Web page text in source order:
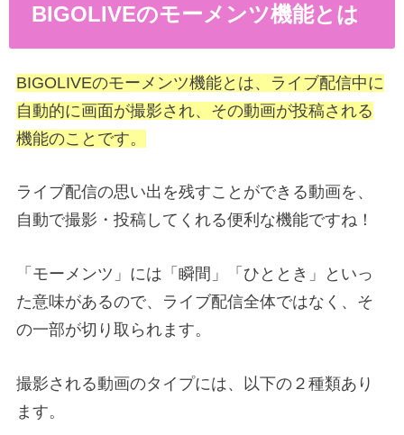
BIGOLIVEのモーメンツ機能とは
BIGOLIVEのモーメンツ機能とは、ライブ配信中に
自動的に画面が撮影され、その動画が投稿される
機能のことです。
ライブ配信の思い出を残すことができる動画を、
自動で撮影・投稿してくれる便利な機能ですね！
「モーメンツ」には「瞬間」「ひととき」といっ
た意味があるので、ライブ配信全体ではなく、そ
の一部が切り取られます。
撮影される動画のタイプには、以下の２種類あり
ます。